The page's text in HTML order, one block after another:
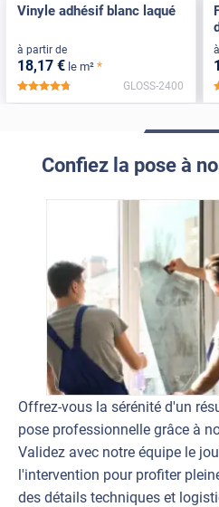
Vinyle adhésif blanc laqué
à partir de
18,17 € le m² *
*****
GLOSS-2400
Confiez la pose à
Offrez-vous la sérénité d'un
pose professionnelle grâce à
Validez avec notre équipe le
l'intervention pour profiter
des détails techniques et